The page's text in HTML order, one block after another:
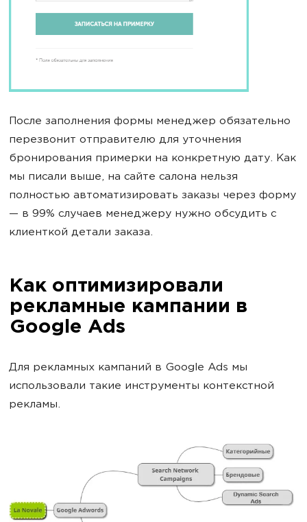
После заполнения формы менеджер обязательно
перезвонит отправителю для уточнения
бронирования примерки на конкретную дату. Как
мы писали выше, на сайте салона нельзя
полностью автоматизировать заказы через форму
— в 99% случаев менеджеру нужно обсудить с
клиенткой детали заказа.
Как оптимизировали
рекламные кампании в
Google Ads
Для рекламных кампаний в Google Ads мы
использовали такие инструменты контекстной
рекламы.